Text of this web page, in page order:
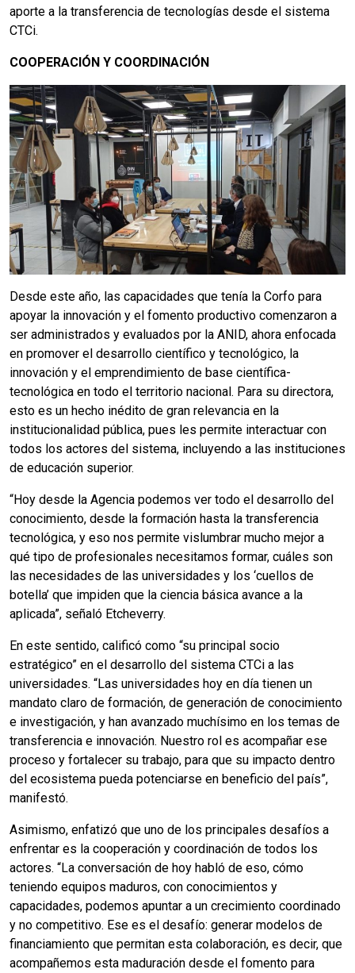
aporte a la transferencia de tecnologías desde el sistema
CTCi.
COOPERACIÓN Y COORDINACIÓN
Desde este año, las capacidades que tenía la Corfo para
apoyar la innovación y el fomento productivo comenzaron a
ser administrados y evaluados por la ANID, ahora enfocada
en promover el desarrollo científico y tecnológico, la
innovación y el emprendimiento de base científica-
tecnológica en todo el territorio nacional. Para su directora,
esto es un hecho inédito de gran relevancia en la
institucionalidad pública, pues les permite interactuar con
todos los actores del sistema, incluyendo a las instituciones
de educación superior.
“Hoy desde la Agencia podemos ver todo el desarrollo del
conocimiento, desde la formación hasta la transferencia
tecnológica, y eso nos permite vislumbrar mucho mejor a
qué tipo de profesionales necesitamos formar, cuáles son
las necesidades de las universidades y los ‘cuellos de
botella’ que impiden que la ciencia básica avance a la
aplicada”, señaló Etcheverry.
En este sentido, calificó como “su principal socio
estratégico” en el desarrollo del sistema CTCi a las
universidades. “Las universidades hoy en día tienen un
mandato claro de formación, de generación de conocimiento
e investigación, y han avanzado muchísimo en los temas de
transferencia e innovación. Nuestro rol es acompañar ese
proceso y fortalecer su trabajo, para que su impacto dentro
del ecosistema pueda potenciarse en beneficio del país”,
manifestó.
Asimismo, enfatizó que uno de los principales desafíos a
enfrentar es la cooperación y coordinación de todos los
actores. “La conversación de hoy habló de eso, cómo
teniendo equipos maduros, con conocimientos y
capacidades, podemos apuntar a un crecimiento coordinado
y no competitivo. Ese es el desafío: generar modelos de
financiamiento que permitan esta colaboración, es decir, que
acompañemos esta maduración desde el fomento para